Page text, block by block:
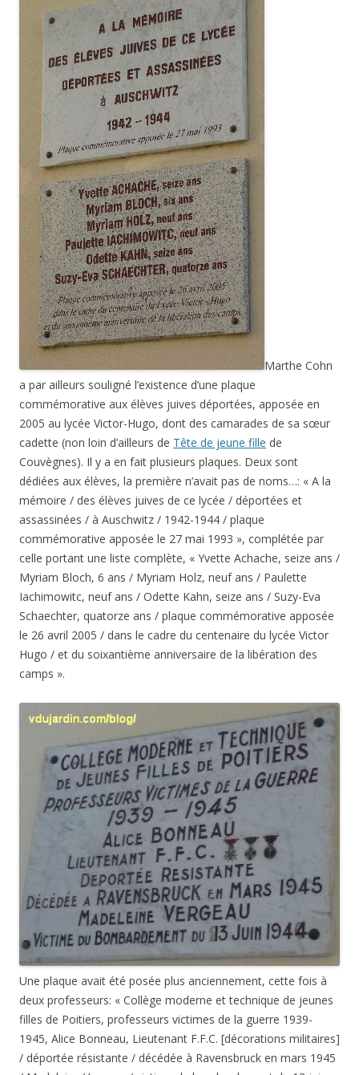
Marthe Cohn
a par ailleurs souligné l’existence d’une plaque
commémorative aux élèves juives déportées, apposée en
2005 au lycée Victor-Hugo, dont des camarades de sa sœur
cadette (non loin d’ailleurs de Tête de jeune fille de
Couvègnes). Il y a en fait plusieurs plaques. Deux sont
dédiées aux élèves, la première n’avait pas de noms…: « A la
mémoire / des élèves juives de ce lycée / déportées et
assassinées / à Auschwitz / 1942-1944 / plaque
commémorative apposée le 27 mai 1993 », complétée par
celle portant une liste complète, « Yvette Achache, seize ans /
Myriam Bloch, 6 ans / Myriam Holz, neuf ans / Paulette
Iachimowitc, neuf ans / Odette Kahn, seize ans / Suzy-Eva
Schaechter, quatorze ans / plaque commémorative apposée
le 26 avril 2005 / dans le cadre du centenaire du lycée Victor
Hugo / et du soixantième anniversaire de la libération des
camps ».
Une plaque avait été posée plus anciennement, cette fois à
deux professeurs: « Collège moderne et technique de jeunes
filles de Poitiers, professeurs victimes de la guerre 1939-
1945, Alice Bonneau, Lieutenant F.F.C. [décorations militaires]
/ déportée résistante / décédée à Ravensbruck en mars 1945